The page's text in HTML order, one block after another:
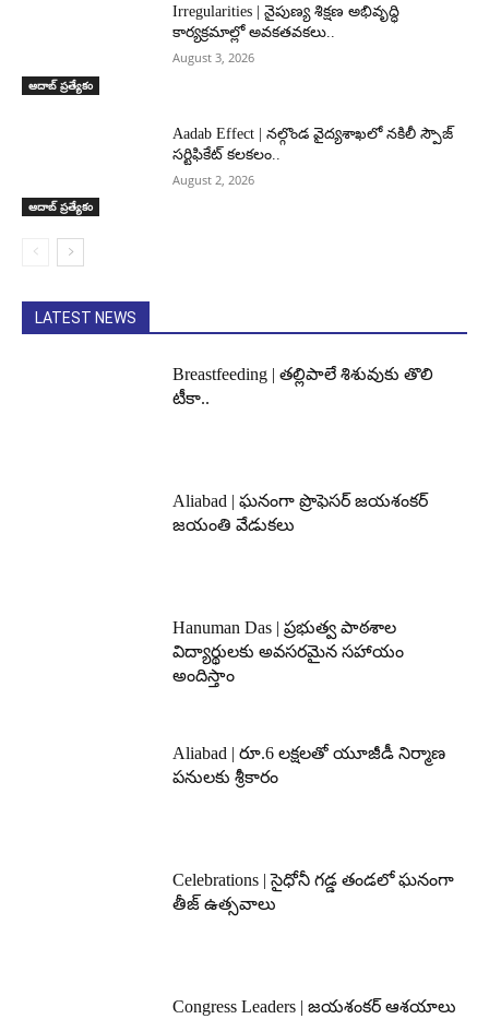
ఆదాబ్ ప్రత్యేకం
Irregularities | నైపుణ్య శిక్షణ అభివృద్ధి
కార్యక్రమాల్లో అవకతవకలు..
August 3, 2026
ఆదాబ్ ప్రత్యేకం
Aadab Effect | నల్గొండ వైద్యశాఖలో నకిలీ స్పౌజ్
సర్టిఫికేట్ కలకలం..
August 2, 2026
LATEST NEWS
Breastfeeding | తల్లిపాలే శిశువుకు తొలి
టీకా..
Aliabad | ఘనంగా ప్రొఫెసర్ జయశంకర్
జయంతి వేడుకలు
Hanuman Das | ప్రభుత్వ పాఠశాల
విద్యార్థులకు అవసరమైన సహాయం
అందిస్తాం
Aliabad | రూ.6 లక్షలతో యూజీడీ నిర్మాణ
పనులకు శ్రీకారం
Celebrations | సైధోనీ గడ్డ తండలో ఘనంగా
తీజ్ ఉత్సవాలు
Congress Leaders | జయశంకర్ ఆశయాలు